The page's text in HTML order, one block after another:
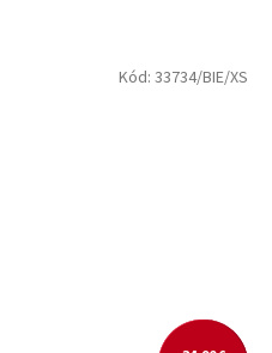
Kód: 33734/BIE/XS